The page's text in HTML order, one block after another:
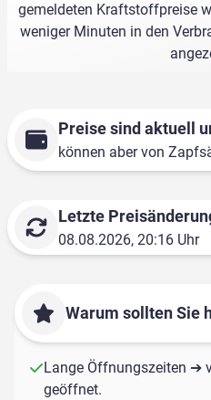
gemeldeten Kraftstoffpreise
weniger Minuten in den
Preise sind aktuell
können aber von
Letzte
08.08.2026, 20:16 Uhr
Warum sollten Sie
Lange Öffnungszeiten ➔
geöffnet.